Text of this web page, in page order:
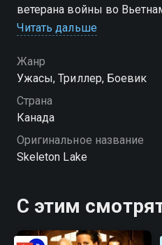
ветерана войны во
ненасытной жаждой крови
Читать дальше
Жанр
Ужасы, Триллер, Боевик
Страна
Канада
Оригинальное название
Skeleton Lake
С этим